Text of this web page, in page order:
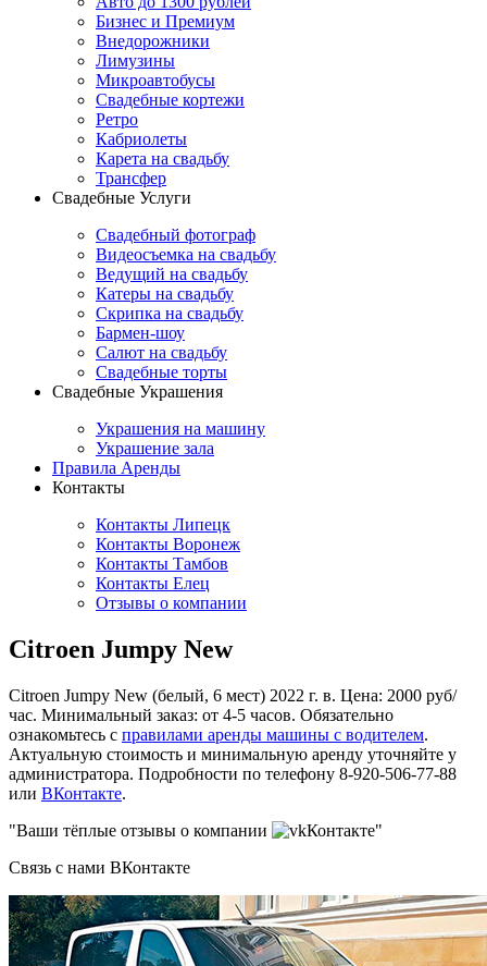
Бизнес и Премиум
Внедорожники
Лимузины
Микроавтобусы
Свадебные кортежи
Ретро
Кабриолеты
Карета на свадьбу
Трансфер
Свадебные Услуги
Свадебный фотограф
Видеосъемка на свадьбу
Ведущий на свадьбу
Катеры на свадьбу
Скрипка на свадьбу
Бармен-шоу
Салют на свадьбу
Свадебные торты
Свадебные Украшения
Украшения на машину
Украшение зала
Правила Аренды
Контакты
Контакты Липецк
Контакты Воронеж
Контакты Тамбов
Контакты Елец
Отзывы о компании
Citroen Jumpy New
Citroen Jumpy New (белый, 6 мест) 2022 г. в. Цена: 2000 руб/
час. Минимальный заказ: от 4-5 часов. Обязательно
ознакомьтесь с правилами аренды машины с водителем.
Актуальную стоимость и минимальную аренду уточняйте у
администратора. Подробности по телефону 8-920-506-77-88
или ВКонтакте.
"Ваши тёплые отзывы о компании
Контакте"
Связь с нами ВКонтакте